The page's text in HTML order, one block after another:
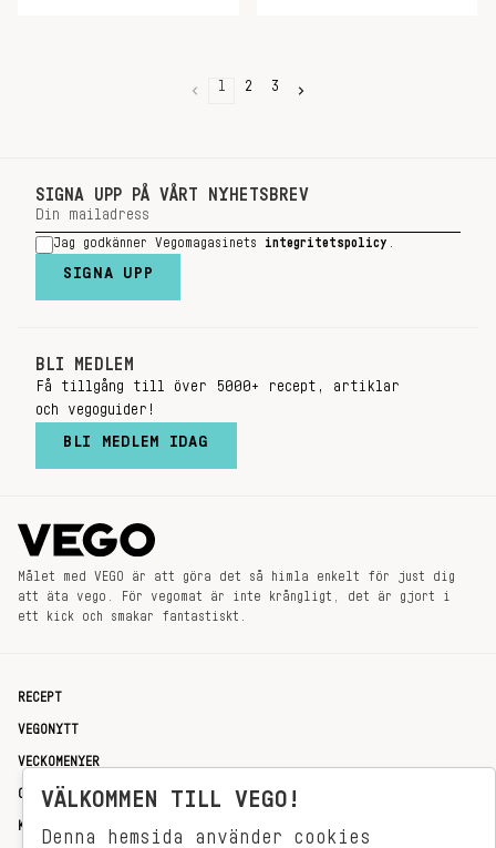
1 2 3
SIGNA UPP PÅ VÅRT NYHETSBREV
Jag godkänner Vegomagasinets integritetspolicy
SIGNA UPP
BLI MEDLEM
Få tillgång till över 5000+ recept, artiklar
och vegoguider!
BLI MEDLEM IDAG
Målet med VEGO är att göra det så himla enkelt för just dig
att äta vego. För vegomat är inte krångligt, det är gjort i
ett kick och smakar fantastiskt.
RECEPT
VEGONYTT
VECKOMENYER
OM OSS
KONTAKT
VÄLKOMMEN TILL VEGO!
Denna hemsida använder cookies